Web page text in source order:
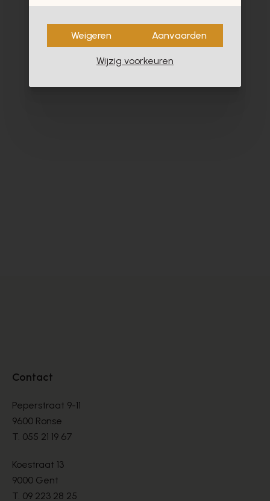
Contact
Peperstraat 9-11
9600 Ronse
T. 055 21 19 67
Koestraat 13
9000 Gent
T. 09 223 28 25
Weigeren Aanvaarden
Wijzig voorkeuren